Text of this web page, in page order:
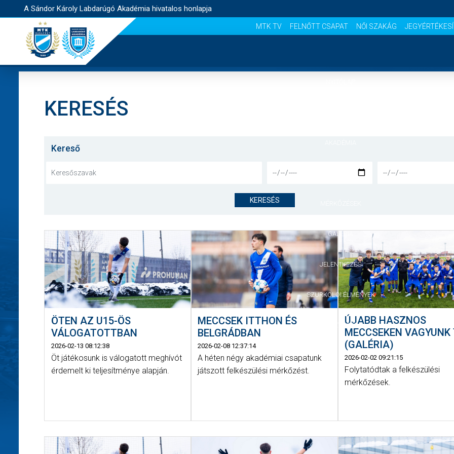
A Sándor Károly Labdarúgó Akadémia hivatalos honlapja
MTK TV FELNŐTT CSAPAT NŐI SZAKÁG
GALÉRIA
JELENTKEZÉS
SZURKOLÓI ÉLMÉNYEK
VEZETŐSÉG
KERESÉS
Kereső
KERESÉS
ÖTEN AZ U15-ÖS
VÁLOGATOTTBAN
2026-02-13 08:12:38
Öt játékosunk is válogatott meghívót
érdemelt ki teljesítménye alapján.
MECCSEK ITTHON ÉS
BELGRÁDBAN
2026-02-08 12:37:14
A héten négy akadémiai csapatunk
játszott felkészülési mérkőzést.
ÚJABB HASZNOS
MECCSEKEN
(GALÉRIA)
2026-02-02 09:21:15
Folytatódtak a felkészülési
mérkőzések.